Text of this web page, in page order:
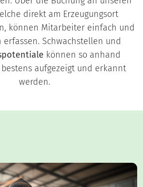
direkt am Erzeugungsort
können Mitarbeiter einfach und
erfassen. Schwachstellen und
können so anhand
bestens aufgezeigt und erkannt
werden.